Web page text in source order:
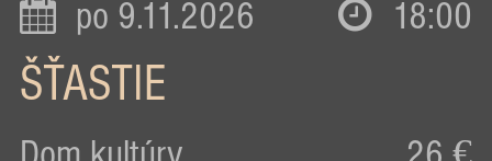
po 9.11.2026 18:00
ŠŤASTIE